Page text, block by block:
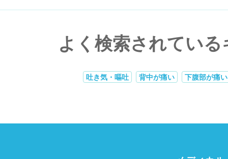
よく検索されてい
吐き気・嘔吐 背中が痛い 下腹部が痛い